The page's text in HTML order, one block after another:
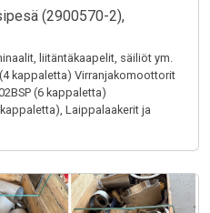
(2900570-2),
liitäntäkaapelit, säiliöt ym.
kappaletta) Virranjakomoottorit
(6 kappaletta)
Laippalaakerit ja